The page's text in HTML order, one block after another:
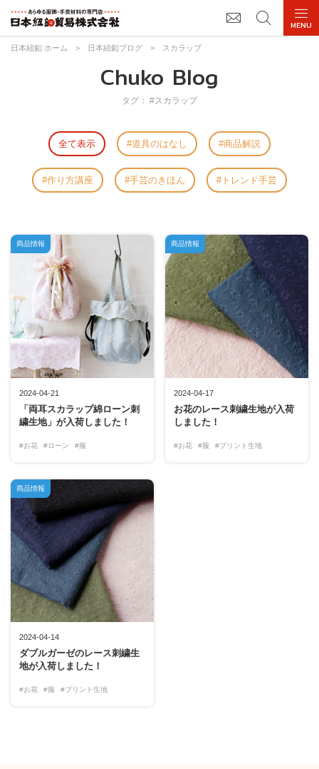
日本紐釦 ホーム > 日本紐釦ブログ > スカラップ
Chuko Blog
タグ： #スカラップ
全て表示 道具のはなし 商品解説
作り方講座 手芸のきほん トレンド手芸
2024-04-21
「両耳スカラップ綿ローン刺
繍生地」が入荷しました！
#お花 #ローン #服
商品情報
2024-04-17
お花のレース刺繍生地が入荷
しました！
#お花 #服 #プリント生地
商品情報
2024-04-14
ダブルガーゼのレース刺繍生
地が入荷しました！
#お花 #服 #プリント生地
商品情報